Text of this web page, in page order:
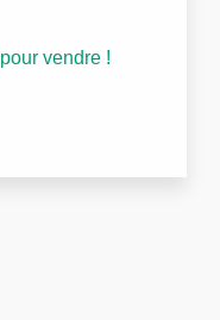
vendre !